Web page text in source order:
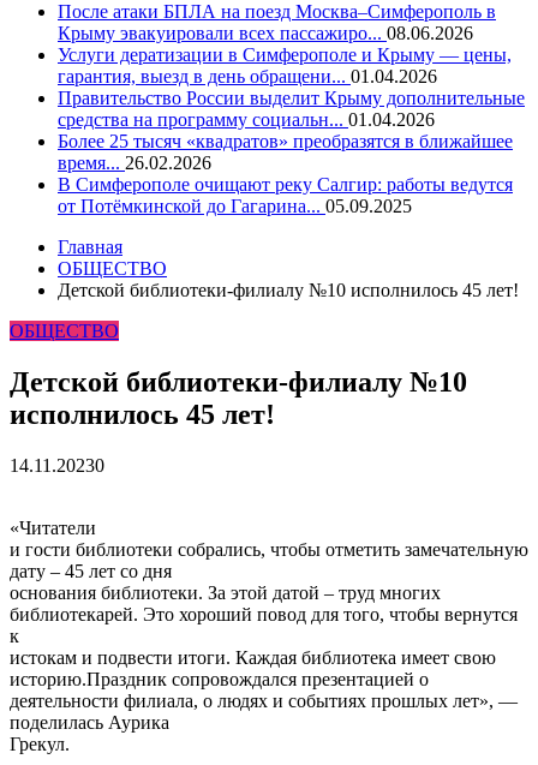
После атаки БПЛА на поезд Москва–Симферополь в
Крыму эвакуировали всех пассажиро... 08.06.2026
Услуги дератизации в Симферополе и Крыму — цены,
гарантия, выезд в день обращени... 01.04.2026
Правительство России выделит Крыму дополнительные
средства на программу социальн... 01.04.2026
Более 25 тысяч «квадратов» преобразятся в ближайшее
время... 26.02.2026
В Симферополе очищают реку Салгир: работы ведутся
от Потёмкинской до Гагарина... 05.09.2025
Главная
ОБЩЕСТВО
Детской библиотеки-филиалу №10 исполнилось 45 лет!
ОБЩЕСТВО
Детской библиотеки-филиалу №10
исполнилось 45 лет!
14.11.20230
«Читатели
и гости библиотеки собрались, чтобы отметить замечательную
дату – 45 лет со дня
основания библиотеки. За этой датой – труд многих
библиотекарей. Это хороший повод для того, чтобы вернутся
к
истокам и подвести итоги. Каждая библиотека имеет свою
историю.Праздник сопровождался презентацией о
деятельности филиала, о людях и событиях прошлых лет», —
поделилась Аурика
Грекул.